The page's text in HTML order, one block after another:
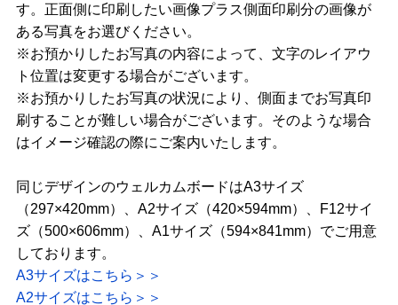
す。正面側に印刷したい画像プラス側面印刷分の画像が
ある写真をお選びください。
※お預かりしたお写真の内容によって、文字のレイアウ
ト位置は変更する場合がございます。
※お預かりしたお写真の状況により、側面までお写真印
刷することが難しい場合がございます。そのような場合
はイメージ確認の際にご案内いたします。
同じデザインのウェルカムボードはA3サイズ
（297×420mm）、A2サイズ（420×594mm）、F12サイ
ズ（500×606mm）、A1サイズ（594×841mm）でご用意
しております。
A3サイズはこちら＞＞
A2サイズはこちら＞＞